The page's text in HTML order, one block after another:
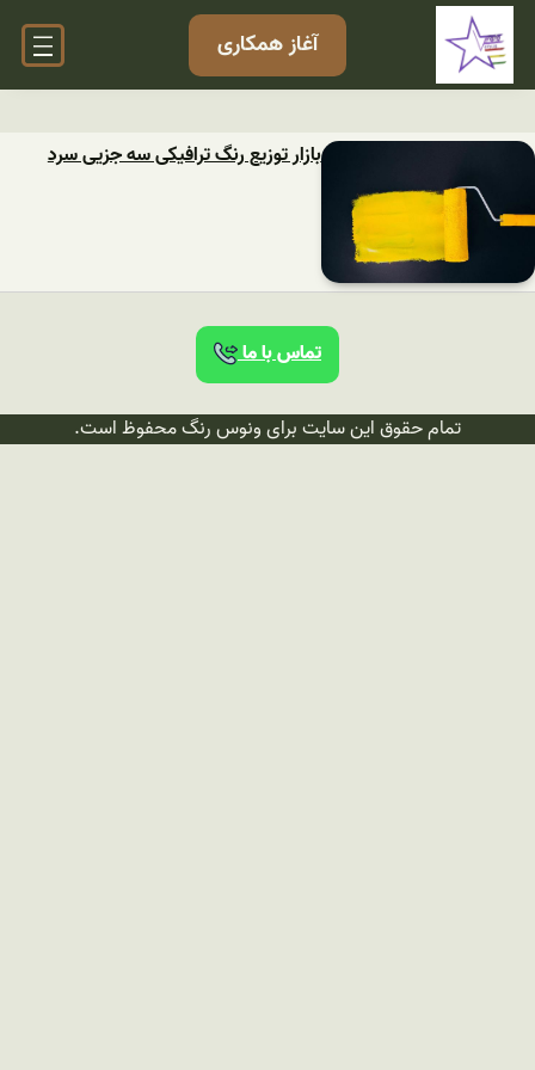
آغاز همکاری
بازار توزیع رنگ ترافیکی سه جزیی سرد
تماس با ما
تمام حقوق این سایت برای ونوس رنگ محفوظ است.